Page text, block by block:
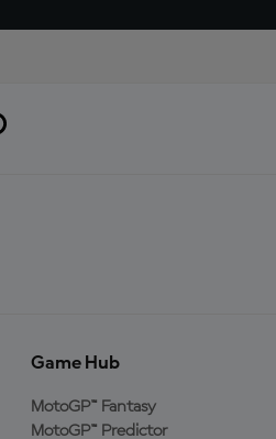
Game Hub
MotoGP™ Fantasy
MotoGP™ Predictor